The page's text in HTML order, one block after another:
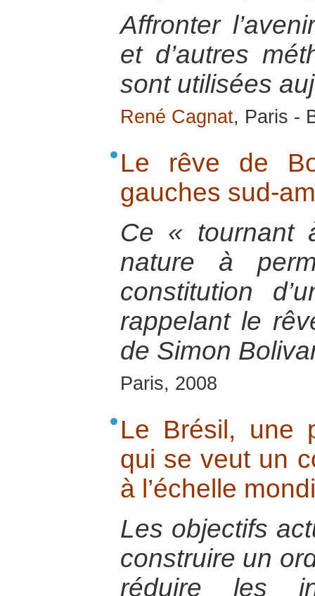
Affronter
et d’autres
sont utilisées
René Cagnat, Paris -
Le rêve de
gauches sud-
Ce « tournant
nature à
constitution
rappelant le
de Simon
Paris, 2008
Le Brésil, une
qui se veut un
à l’échelle
Les objectifs
construire un
réduire les